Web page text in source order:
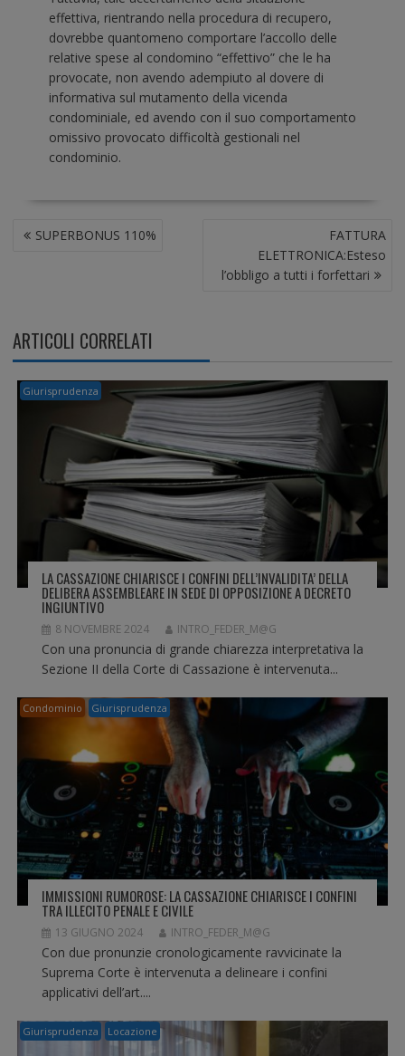
effettiva, rientrando nella procedura di recupero,
dovrebbe quantomeno comportare l’accollo delle
relative spese al condomino “effettivo” che le ha
provocate, non avendo adempiuto al dovere di
informativa sul mutamento della vicenda
condominiale, ed avendo con il suo comportamento
omissivo provocato difficoltà gestionali nel
condominio.
A
Z
I
O
N
SUPERBONUS 110%
FATTURA
ELETTRONICA:Esteso
l’obbligo a tutti i forfettari
ARTICOLI CORRELATI
Giurisprudenza
LA CASSAZIONE CHIARISCE I CONFINI DELL’INVALIDITA’ DELLA
DELIBERA ASSEMBLEARE IN SEDE DI OPPOSIZIONE A DECRETO
INGIUNTIVO
8 NOVEMBRE 2024 INTRO_FEDER_M@G
Con una pronuncia di grande chiarezza interpretativa la
Sezione II della Corte di Cassazione è intervenuta...
Condominio Giurisprudenza
IMMISSIONI RUMOROSE: LA CASSAZIONE CHIARISCE I CONFINI
TRA ILLECITO PENALE E CIVILE
13 GIUGNO 2024 INTRO_FEDER_M@G
Con due pronunzie cronologicamente ravvicinate la
Suprema Corte è intervenuta a delineare i confini
applicativi dell’art....
Giurisprudenza Locazione